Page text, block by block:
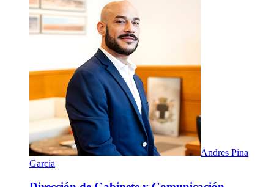
Andres Pina
Garcia